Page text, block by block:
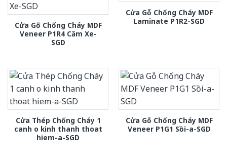
Cửa Gỗ Chống Cháy MDF
Veneer P1R4 Căm Xe-
SGD
Cửa Gỗ Chống Cháy MDF
Laminate P1R2-SGD
Cửa Thép Chống Cháy 1
canh o kinh thanh thoat
hiem-a-SGD
Cửa Gỗ Chống Cháy MDF
Veneer P1G1 Sồi-a-SGD